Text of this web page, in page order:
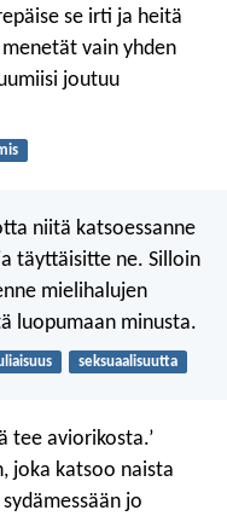
se irti ja heitä
vain yhden
joutuu
niitä katsoessanne
täyttäisitte ne. Silloin
mielihalujen
luopumaan minusta.
seksuaalisuutta
tee aviorikosta.’
joka katsoo naista
jo